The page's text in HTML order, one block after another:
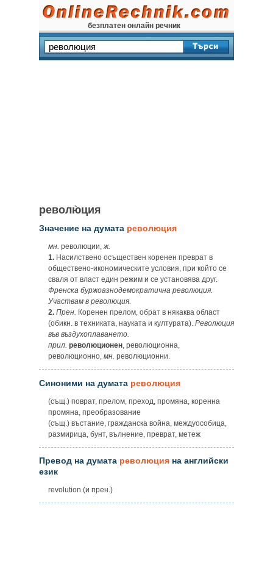
безплатен онлайн речник
револю̀ция
Значение на думата революция
мн. революции,ж.
1. Насилствено осъществен коренен преврат в
обществено-икономическите условия, при който се
сваля от власт един режим и се установява друг.
Френска буржоазнодемократична революция.
Участвам в революция.
2. Прен. Коренен прелом, обрат в някаква област
(обикн. в техниката, науката и културата). Революция
във въздухоплаването.
прил. революционен, революционна,
революционно, мн. революционни.
Синоними на думата революция
(същ.) поврат, прелом, преход, промяна, коренна
промяна, преобразование
(същ.) въстание, гражданска война, междуособица,
размирица, бунт, вълнение, преврат, метеж
Превод на думата революция на английски
език
revolution (и прен.)